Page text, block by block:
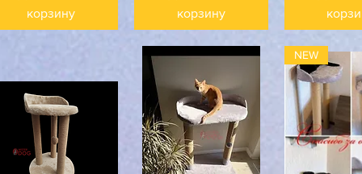
корзину
корзину
NEW